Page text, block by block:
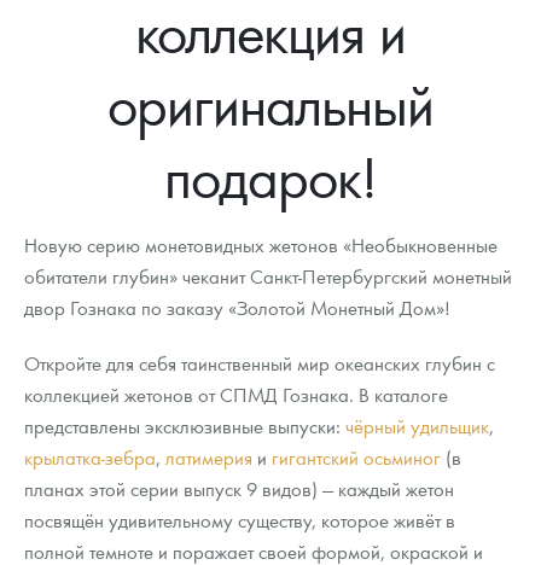
коллекция и
оригинальный
подарок!
Новую серию монетовидных жетонов «Необыкновенные
обитатели глубин» чеканит Санкт-Петербургский монетный
двор Гознака по заказу «Золотой Монетный Дом»!
Откройте для себя таинственный мир океанских глубин с
коллекцией жетонов от СПМД Гознака. В каталоге
представлены эксклюзивные выпуски: чёрный удильщик,
крылатка-зебра, латимерия и гигантский осьминог (в
планах этой серии выпуск 9 видов) — каждый жетон
посвящён удивительному существу, которое живёт в
полной темноте и поражает своей формой, окраской и